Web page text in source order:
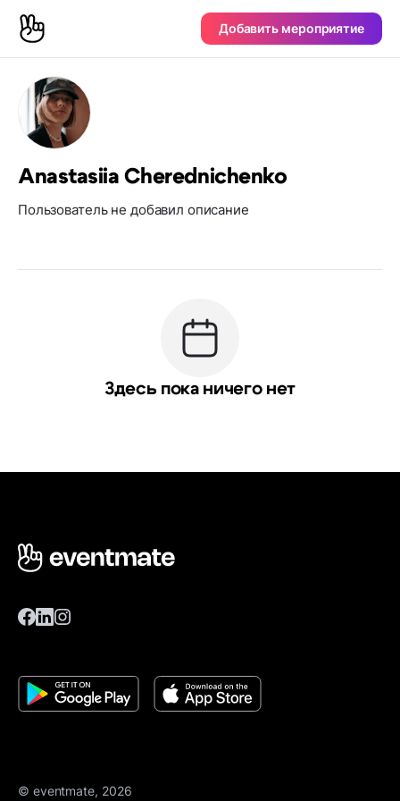
Добавить мероприятие
Anastasiia Cherednichenko
Пользователь не добавил описание
Здесь пока ничего нет
© eventmate, 2026